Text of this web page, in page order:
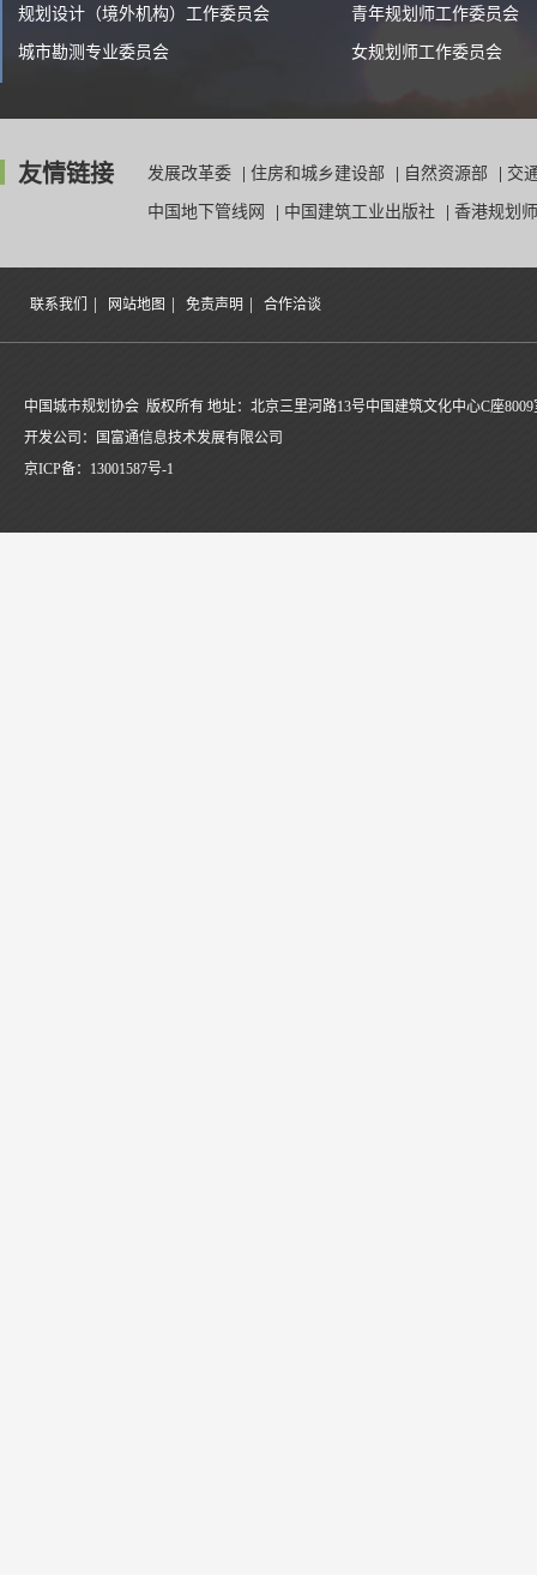
规划设计（境外机构）工作委员会 青年规划师工作委员会
城市勘测专业委员会 女规划师工作委员会
友情链接 发展改革委 住房和城乡建设部 自然资源部 交
中国地下管线网 中国建筑工业出版社 香港规划
联系我们 网站地图 免责声明 合作洽谈
中国城市规划协会 版权所有 地址：北京三里河路13号中国建筑文化中心C座8009
开发公司：国富通信息技术发展有限公司
京ICP备： 13001587号-1